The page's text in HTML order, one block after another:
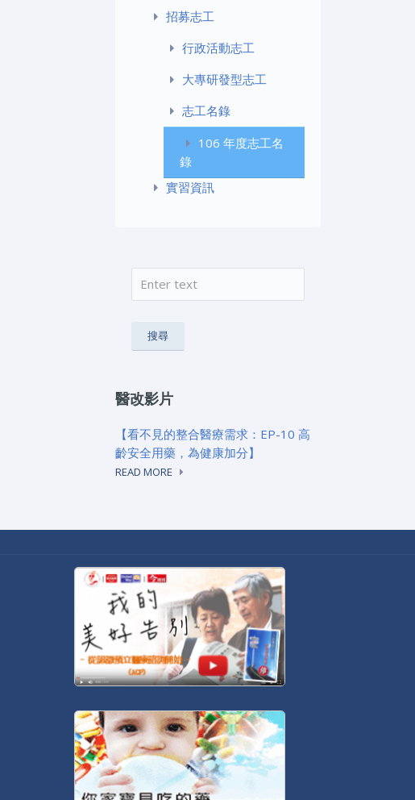
招募志工
行政活動志工
大專研發型志工
志工名錄
106 年度志工名
錄
實習資訊
搜尋表單
搜尋
醫改影片
【看不見的整合醫療需求：EP-10 高
齡安全用藥，為健康加分】
READ MORE